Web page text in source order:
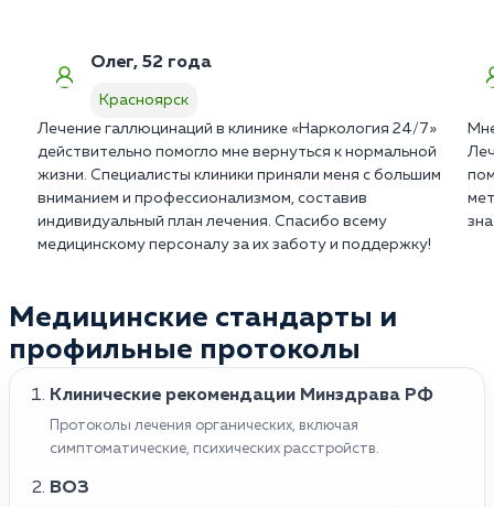
Олег, 52 года
Красноярск
Лечение галлюцинаций в клинике «Наркология 24/7»
действительно помогло мне вернуться к нормальной
жизни. Специалисты клиники приняли меня с большим
вниманием и профессионализмом, составив
индивидуальный план лечения. Спасибо всему
медицинскому персоналу за их заботу и поддержку!
Медицинские стандарты и
профильные протоколы
Клинические рекомендации Минздрава РФ
Протоколы лечения органических, включая
симптоматические, психических расстройств.
ВОЗ